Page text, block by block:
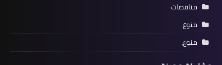
مناقصات
منوع
منوع،